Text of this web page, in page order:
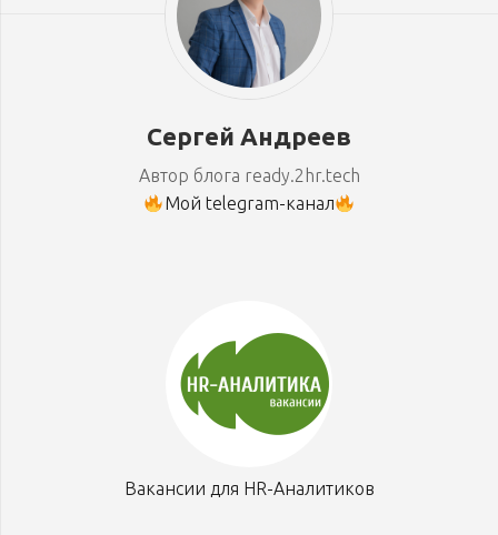
Сергей Андреев
Автор блога ready.2hr.tech
Мой telegram-канал
Вакансии для HR-Аналитиков